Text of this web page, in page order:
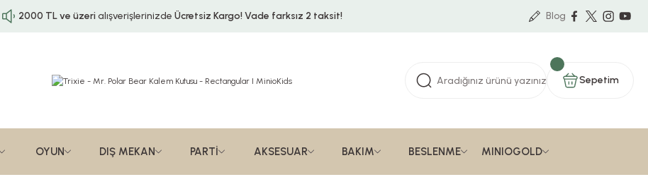
2000 TL ve üzerialışverişlerinizde Ücretsiz Kargo!Vade farksız 2 taksit! Blog
Sepetim
OYUN DIŞ MEKAN PARTİ AKSESUAR BAKIM BESLENME MINIOGOLD